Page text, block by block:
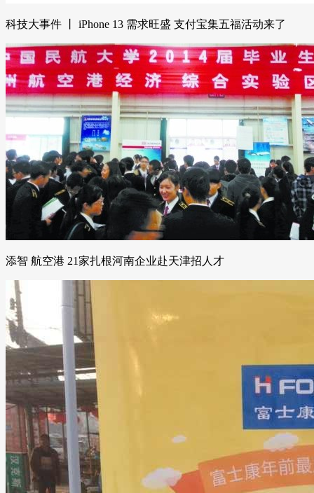
科技大事件 丨 iPhone 13 需求旺盛 支付宝集五福活动来了
添智 航空港 21家扎根河南企业赴天津招人才